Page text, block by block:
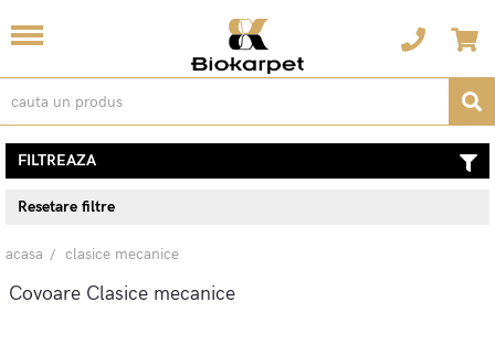
FILTREAZA
Resetare filtre
acasa clasice mecanice
Covoare Clasice mecanice